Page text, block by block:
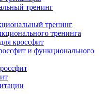
тренинг
тренинг
тренинга
кроссфит
и функционального